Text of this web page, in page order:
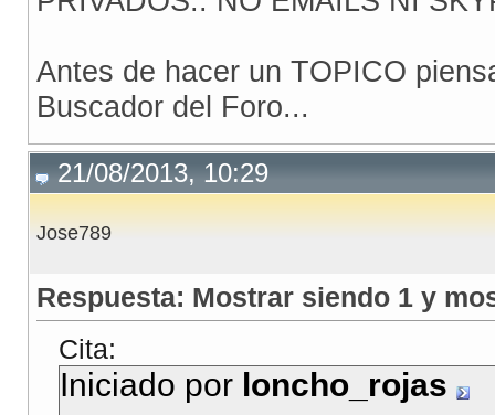
echo "ERES
}
?>
Antes de hacer un TOPICO
Buscador del Foro...
21/08/2013, 10:29
Jose789
Respuesta: Mostrar siendo 1 y
Cita:
Iniciado por loncho_rojas